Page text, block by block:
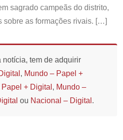
sagrado campeãs do distrito,
sobre as formações rivais. […]
notícia, tem de adquirir
, Mundo – Papel +
+ Digital , Mundo –
ou Nacional – Digital .